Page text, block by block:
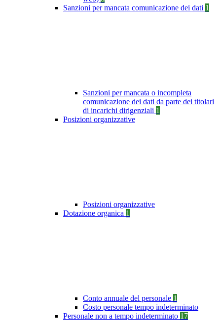
Sanzioni per mancata comunicazione dei dati 1
Sanzioni per mancata o incompleta
comunicazione dei dati da parte dei titolari
di incarichi dirigenziali 1
Posizioni organizzative
Posizioni organizzative
Dotazione organica 1
Conto annuale del personale 1
Costo personale tempo indeterminato
Personale non a tempo indeterminato 17